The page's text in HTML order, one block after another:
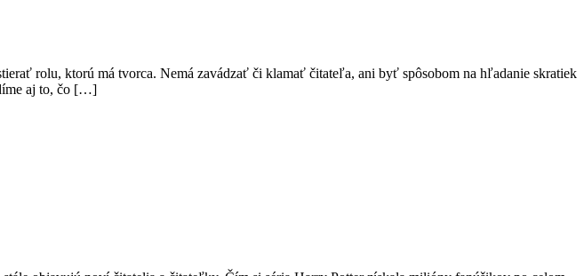
rolu, ktorú má tvorca. Nemá zavádzať či klamať čitateľa, ani byť spôsobom na hľadanie skratiek
aj to, čo […]